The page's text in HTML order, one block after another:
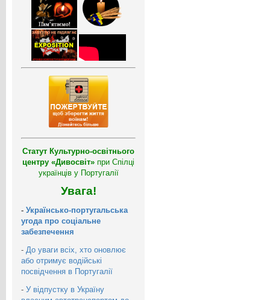
Статут Культурно-освітнього
центру «Дивосвіт» при Спілці
українців у Португалії
Увага!
- Українсько-португальська
угода про соціальне
забезпечення
- До уваги всіх, хто оновлює
або отримує водійські
посвідчення в Португалії
- У відпустку в Україну